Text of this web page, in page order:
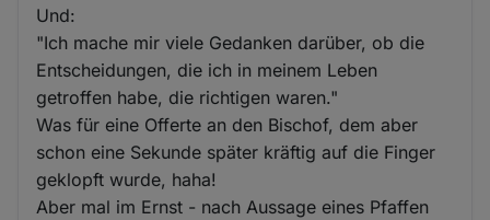
Und:
"Ich mache mir viele Gedanken darüber, ob die
Entscheidungen, die ich in meinem Leben
getroffen habe, die richtigen waren."
Was für eine Offerte an den Bischof, dem aber
schon eine Sekunde später kräftig auf die Finger
geklopft wurde, haha!
Aber mal im Ernst - nach Aussage eines Pfaffen